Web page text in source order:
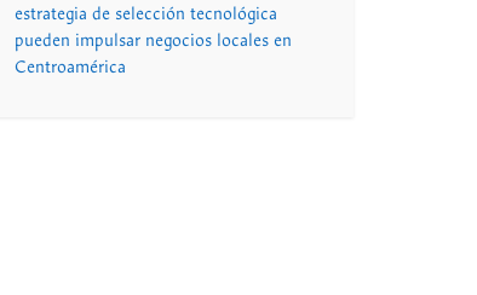
estrategia de selección tecnológica
pueden impulsar negocios locales en
Centroamérica